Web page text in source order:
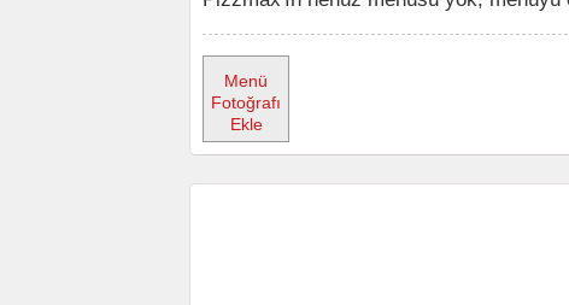
Menü
Fotoğrafı
Ekle